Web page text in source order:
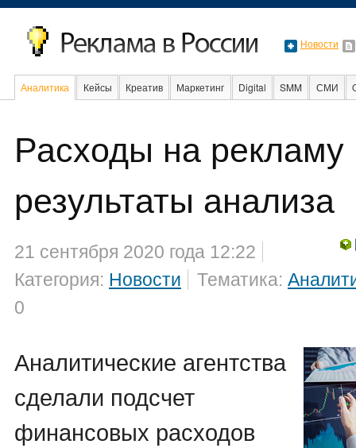
Новости
Аналитика Кейсы Креатив Маркетинг Digital SMM СМИ
Расходы на рекламу
результаты анализа
21 сентября 2020 года 12:22
Категория: Новости Тематика:
0
Аналитические агентства
сделали подсчет
финансовых расходов